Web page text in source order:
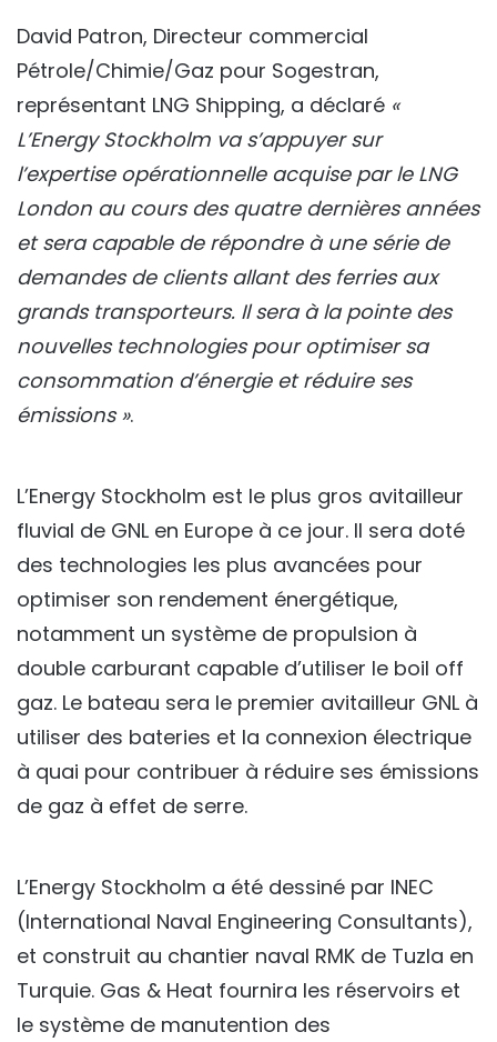
David Patron, Directeur commercial
Pétrole/Chimie/Gaz pour Sogestran,
représentant LNG Shipping, a déclaré «
L’Energy Stockholm va s’appuyer sur
l’expertise opérationnelle acquise par le LNG
London au cours des quatre dernières années
et sera capable de répondre à une série de
demandes de clients allant des ferries aux
grands transporteurs. Il sera à la pointe des
nouvelles technologies pour optimiser sa
consommation d’énergie et réduire ses
émissions ».
L’Energy Stockholm est le plus gros avitailleur
fluvial de GNL en Europe à ce jour. Il sera doté
des technologies les plus avancées pour
optimiser son rendement énergétique,
notamment un système de propulsion à
double carburant capable d’utiliser le boil off
gaz. Le bateau sera le premier avitailleur GNL à
utiliser des bateries et la connexion électrique
à quai pour contribuer à réduire ses émissions
de gaz à effet de serre.
L’Energy Stockholm a été dessiné par INEC
(International Naval Engineering Consultants),
et construit au chantier naval RMK de Tuzla en
Turquie. Gas & Heat fournira les réservoirs et
le système de manutention des